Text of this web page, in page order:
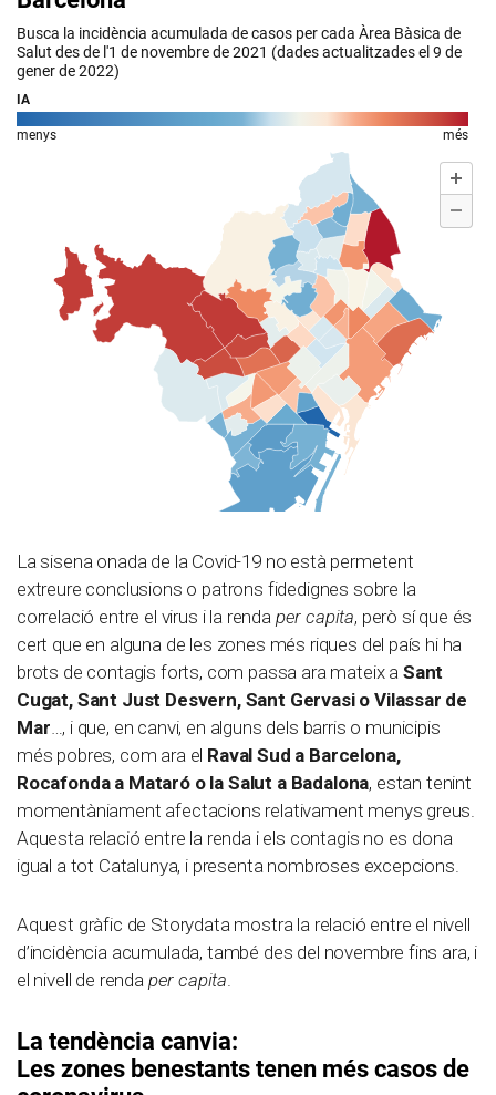
La sisena onada de la Covid-19 no està permetent
extreure conclusions o patrons fidedignes sobre la
correlació entre el virus i la renda per capita, però sí que és
cert que en alguna de les zones més riques del país hi ha
brots de contagis forts, com passa ara mateix a Sant
Cugat, Sant Just Desvern, Sant Gervasi o Vilassar de
Mar…, i que, en canvi, en alguns dels barris o municipis
més pobres, com ara el Raval Sud a Barcelona,
Rocafonda a Mataró o la Salut a Badalona, estan tenint
momentàniament afectacions relativament menys greus.
Aquesta relació entre la renda i els contagis no es dona
igual a tot Catalunya, i presenta nombroses excepcions.
Aquest gràfic de Storydata mostra la relació entre el nivell
d’incidència acumulada, també des del novembre fins ara, i
el nivell de renda per capita.